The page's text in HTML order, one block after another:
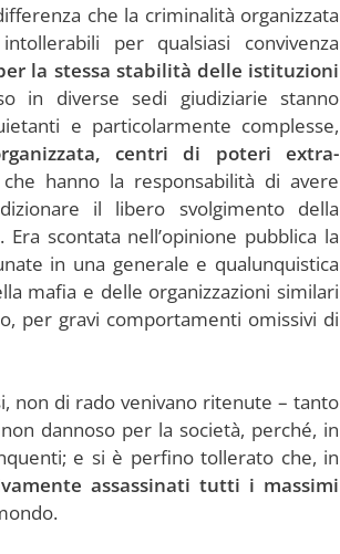
che la criminalità organizzata
per qualsiasi convivenza
la stessa stabilità delle istituzioni
in diverse sedi giudiziarie stanno
e particolarmente complesse,
centri di poteri extra-
hanno la responsabilità di avere
il libero svolgimento della
scontata nell’opinione pubblica la
in una generale e qualunquistica
mafia e delle organizzazioni similari
per gravi comportamenti omissivi di
non di rado venivano ritenute – tanto
dannoso per la società, perché, in
e si è perfino tollerato che, in
assassinati tutti i massimi